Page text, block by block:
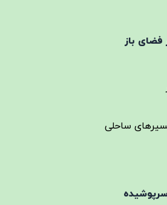
فضای باز
ساحلی